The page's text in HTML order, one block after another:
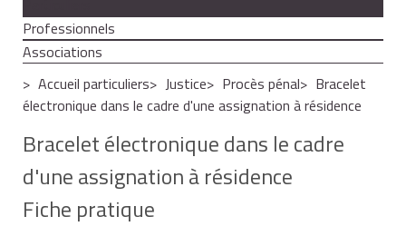
Professionnels
Associations
Accueil particuliers
Justice Procès pénal
Bracelet
électronique dans le cadre d'une assignation à résidence
Bracelet électronique dans le cadre
d'une assignation à résidence
Fiche pratique